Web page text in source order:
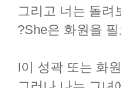
그리고 너는 돌려
?She은 화원을
I이 성곽 또는 화